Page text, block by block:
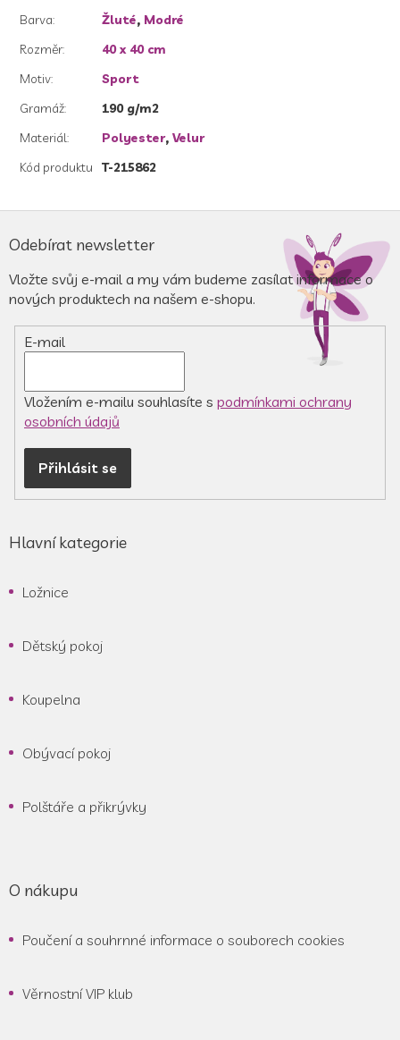
Barva: Žluté, Modré
Rozměr:
40 x 40 cm
Motiv:
Sport
Gramáž:
190 g/m2
Materiál: Polyester, Velur
Kód produktu
T-215862
á
a
Odebírat newsletter
Vložte svůj e-mail a my vám budeme zasílat informace o
nových produktech na našem e-shopu.
E-mail
Vložením e-mailu souhlasíte s podmínkami ochrany
osobních údajů
Přihlásit se
Hlavní kategorie
Ložnice
Dětský pokoj
Koupelna
Obývací pokoj
Polštáře a přikrývky
O nákupu
Poučení a souhrnné informace o souborech cookies
Věrnostní VIP klub